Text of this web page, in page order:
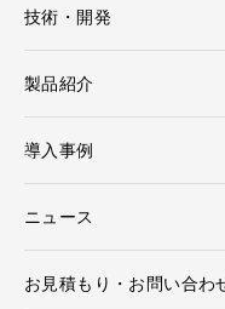
技術・開発
製品紹介
導入事例
ニュース
お見積もり・お問い合わ